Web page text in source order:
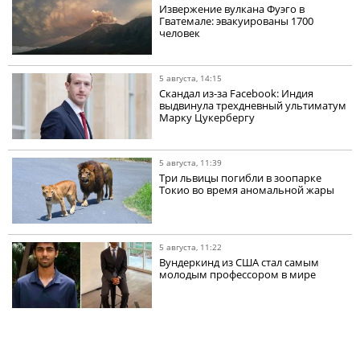
Извержение вулкана Фуэго в
Гватемале: эвакуированы 1700
человек
5 августа, 14:15
Скандал из-за Facebook: Индия
выдвинула трехдневный ультиматум
Марку Цукербергу
5 августа, 11:39
Три львицы погибли в зоопарке
Токио во время аномальной жары
5 августа, 11:22
Вундеркинд из США стал самым
молодым профессором в мире